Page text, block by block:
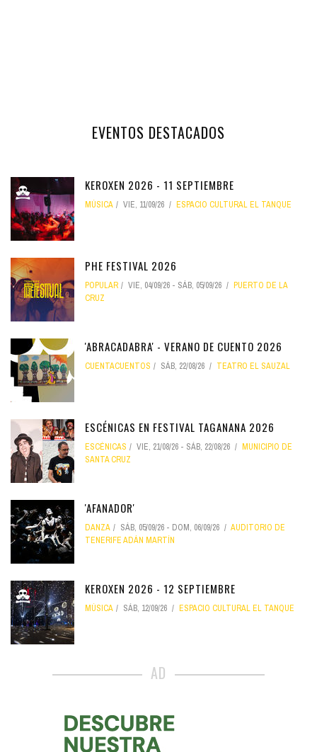
EVENTOS DESTACADOS
KEROXEN 2026 - 11 SEPTIEMBRE
MÚSICA VIE, 11/09/26 ESPACIO CULTURAL EL TANQUE
PHE FESTIVAL 2026
POPULAR VIE, 04/09/26 - SÁB, 05/09/26
PUERTO DE LA
CRUZ
'ABRACADABRA' - VERANO DE CUENTO 2026
CUENTACUENTOS SÁB, 22/08/26 TEATRO EL SAUZAL
ESCÉNICAS EN FESTIVAL TAGANANA 2026
ESCÉNICAS VIE, 21/08/26 - SÁB, 22/08/26
MUNICIPIO DE
SANTA CRUZ
'AFANADOR'
DANZA SÁB, 05/09/26 - DOM, 06/09/26
AUDITORIO DE
TENERIFE ADÁN MARTÍN
KEROXEN 2026 - 12 SEPTIEMBRE
MÚSICA SÁB, 12/09/26 ESPACIO CULTURAL EL TANQUE
AD